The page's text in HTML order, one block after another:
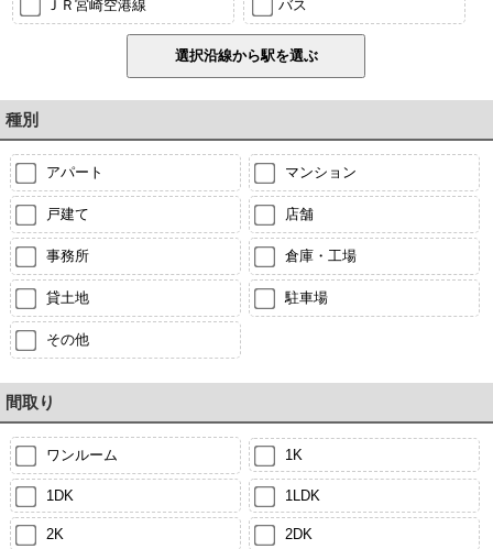
ＪＲ宮崎空港線 バス
種別
アパート マンション
戸建て 店舗
事務所 倉庫・工場
貸土地 駐車場
その他
間取り
ワンルーム 1K
1DK 1LDK
2K 2DK